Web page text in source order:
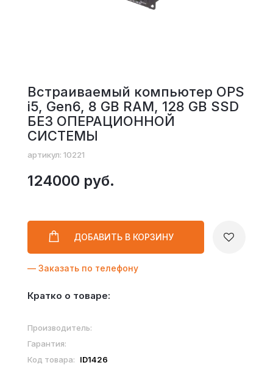
Встраиваемый компьютер OPS
i5, Gen6, 8 GB RAM, 128 GB SSD
БЕЗ ОПЕРАЦИОННОЙ
СИСТЕМЫ
артикул: 10221
124000 руб.
ДОБАВИТЬ В КОРЗИНУ
— Заказать по телефону
Кратко о товаре:
Производитель:
Гарантия:
Код товара:
ID1426